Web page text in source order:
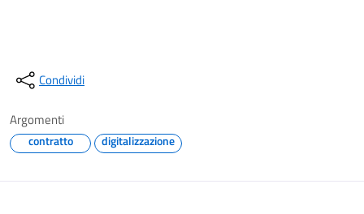
Condividi
Argomenti
contratto digitalizzazione